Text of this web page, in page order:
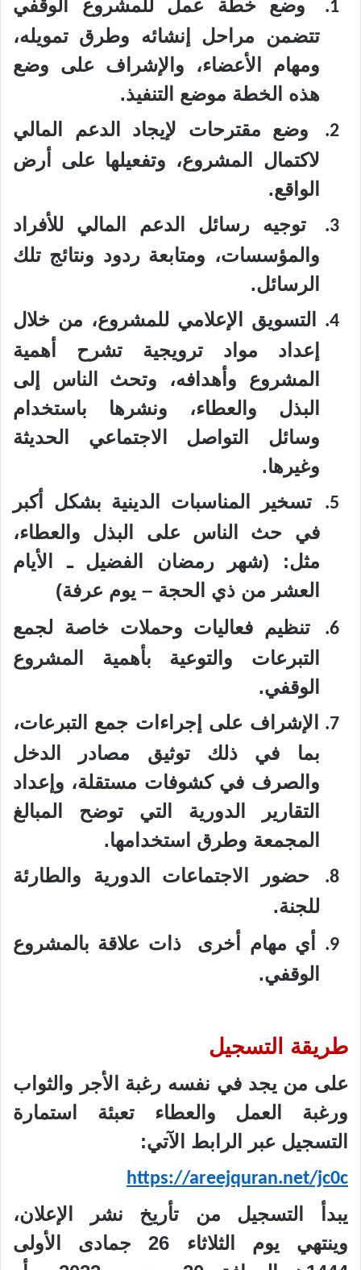
1.
وضع خطة عمل للمشروع الوقفي
تتضمن مراحل إنشائه وطرق تمويله،
ومهام الأعضاء، والإشراف على وضع
هذه الخطة موضع التنفيذ.
2.
وضع مقترحات لإيجاد الدعم المالي
لاكتمال المشروع، وتفعيلها على أرض
الواقع.
3.
توجيه رسائل الدعم المالي للأفراد
والمؤسسات، ومتابعة ردود ونتائج تلك
الرسائل.
4.
التسويق الإعلامي للمشروع، من خلال
إعداد مواد ترويجية تشرح أهمية
المشروع وأهدافه، وتحث الناس إلى
البذل والعطاء، ونشرها باستخدام
وسائل التواصل الاجتماعي الحديثة
وغيرها.
5.
تسخير المناسبات الدينية بشكل أكبر
في حث الناس على البذل والعطاء،
مثل: (شهر رمضان الفضيل ـ الأيام
العشر من ذي الحجة – يوم عرفة)
6.
تنظيم فعاليات وحملات خاصة لجمع
التبرعات والتوعية بأهمية المشروع
الوقفي.
7.
الإشراف على إجراءات جمع التبرعات،
بما في ذلك توثيق مصادر الدخل
والصرف في كشوفات مستقلة، وإعداد
التقارير الدورية التي توضح المبالغ
المجمعة وطرق استخدامها.
8.
حضور الاجتماعات الدورية والطارئة
للجنة.
9. أي مهام أخرى
ذات علاقة بالمشروع
الوقفي.
طريقة التسجيل
على من يجد في نفسه رغبة الأجر والثواب
ورغبة العمل والعطاء تعبئة استمارة
التسجيل عبر الرابط الآتي:
https://areejquran.net/jc0c
يبدأ التسجيل من تأريخ نشر الإعلان،
وينتهي يوم الثلاثاء 26 جمادى الأولى